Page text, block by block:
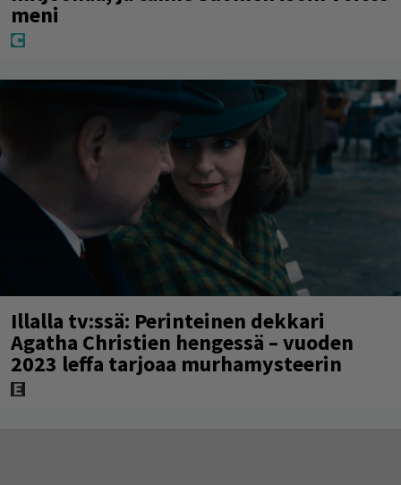
meni
Illalla tv:ssä: Perinteinen dekkari
Agatha Christien hengessä – vuoden
2023 leffa tarjoaa murhamysteerin